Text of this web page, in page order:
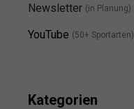
Newsletter (in Planung)
YouTube (50+ Sportarten)
Kategorien